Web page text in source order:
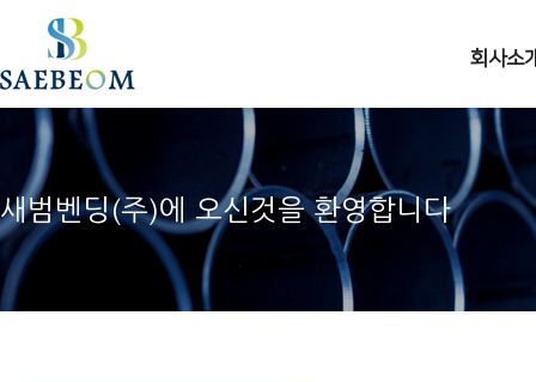
회사소
새범벤딩(주)에 오신것을 환영합니다